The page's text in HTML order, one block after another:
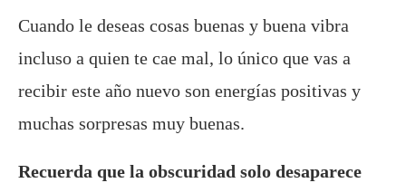
Cuando le deseas cosas buenas y buena vibra
incluso a quien te cae mal, lo único que vas a
recibir este año nuevo son energías positivas y
muchas sorpresas muy buenas.
Recuerda que la obscuridad solo desaparece